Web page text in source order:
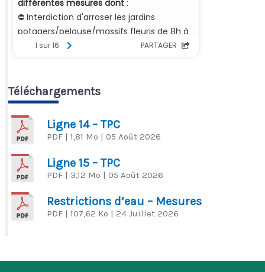
Téléchargements
Ligne 14 – TPC
PDF | 1,81 Mo | 05 Août 2026
Ligne 15 – TPC
PDF | 3,12 Mo | 05 Août 2026
Restrictions d’eau – Mesures
PDF | 107,62 Ko | 24 Juillet 2026